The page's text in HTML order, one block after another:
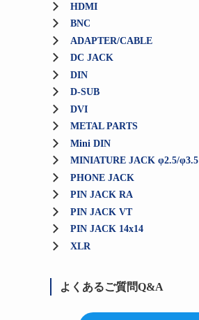
HDMI
BNC
ADAPTER/CABLE
DC JACK
DIN
D-SUB
DVI
METAL PARTS
Mini DIN
MINIATURE JACK φ2.5/φ3.5
PHONE JACK
PIN JACK RA
PIN JACK VT
PIN JACK 14x14
XLR
よくあるご質問Q&A